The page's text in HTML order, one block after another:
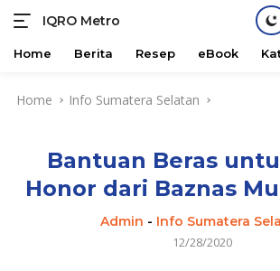
IQRO Metro
Lets
Bright
Home Berita Resep eBook
Home Info Sumatera Selatan
Bantuan Beras
Honor dari Baznas
Admin - Info Sumatera
12/28/2020